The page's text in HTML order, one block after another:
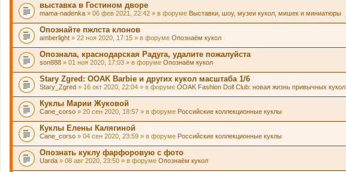
выставка в Гостином дворе
mama-nadenka » 06 фев 2021, 22:42 » в форуме Выставки, шоу, музеи кукол, мишек и миниатюры
Опознайте пжлста клонов
amberlight » 22 ноя 2020, 17:15 » в форуме Опознаём кукол
Опознала, краснодарская Радуга, удалите пожалуйста
son888 » 01 ноя 2020, 17:03 » в форуме Опознаём кукол
Stary Zgred: OOAK Barbie и других кукол масштаба 1/6
Stary_Zgred » 16 окт 2020, 22:04 » в форуме OOAK Fashion Doll Club: новая жизнь привычных кукол.
Куклы Марии Жуковой
Cane_corso » 20 сен 2020, 18:57 » в форуме Российские коллекционные куклы
Куклы Елены Калягиной
Cane_corso » 04 сен 2020, 23:59 » в форуме Российские коллекционные куклы
Опознать куклу фарфоровую с фото
Uarda » 08 авг 2020, 23:50 » в форуме Опознаём кукол